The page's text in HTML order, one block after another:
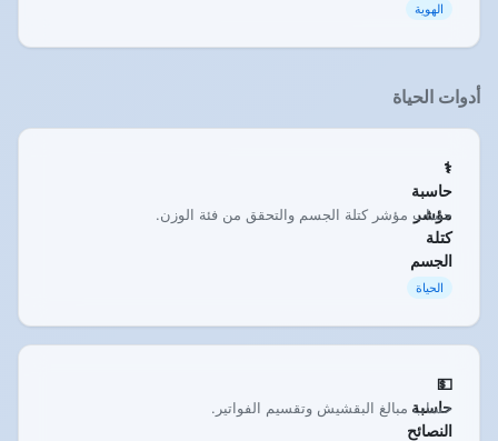
الهوية
أدوات الحياة
⚕️
حاسبة
مؤشر
كتلة
الجسم
حساب مؤشر كتلة الجسم والتحقق من فئة الوزن.
الحياة
💵
حاسبة
النصائح
حساب مبالغ البقشيش وتقسيم الفواتير.